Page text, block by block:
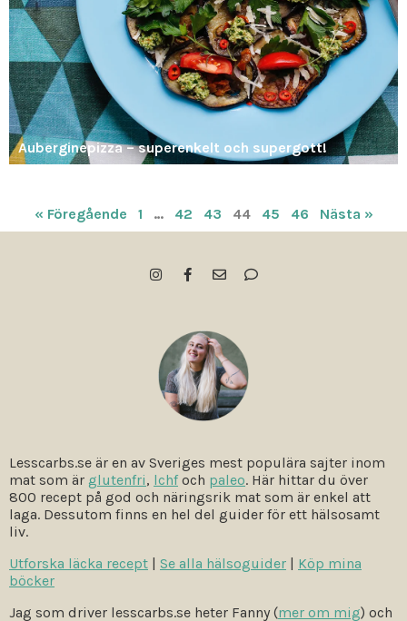
Auberginepizza – superenkelt och supergott!
« Föregående 1 … 42 43 44 45 46 Nästa »
Lesscarbs.se är en av Sveriges mest populära sajter inom
mat som är glutenfri, lchfoch paleo. Här hittar du över
800 recept på god och näringsrik mat som är enkel att
laga. Dessutom finns en hel del guider för ett hälsosamt
liv.
Utforska läcka recept | Se alla hälsoguider | Köp mina
böcker
Jag som driver lesscarbs.se heter Fanny (mer om mig) och